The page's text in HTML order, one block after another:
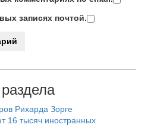
записях почтой.
Рихарда Зорге
16 тысяч иностранных